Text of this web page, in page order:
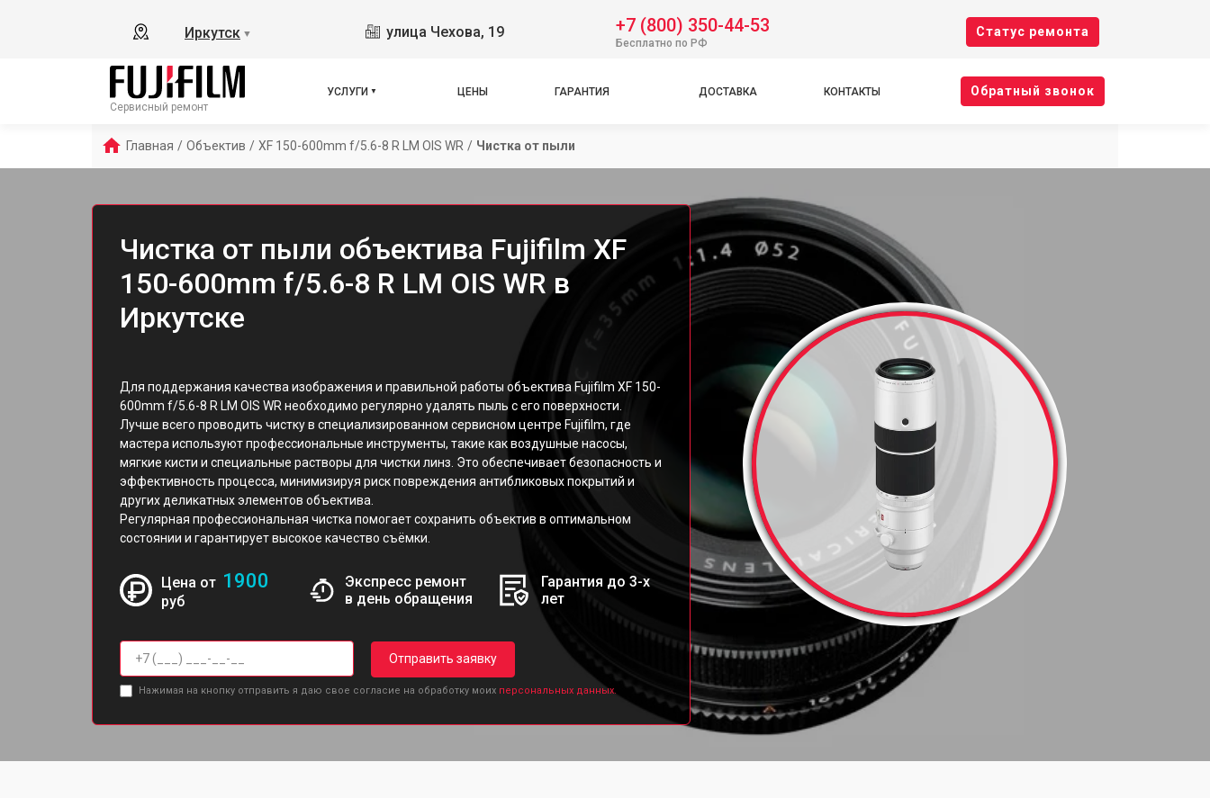
Иркутск ▼ улица Чехова, 19 +7 (800) 350-44-53
Бесплатно по РФ
Cтатус ремонта
Сервисный ремонт
УСЛУГИ ЦЕНЫ ГАРАНТИЯ ДОСТАВКА КОНТАКТЫ Oбратный звонок
Главная / Объектив / XF 150-600mm f/5.6-8 R LM OIS WR / Чистка от пыли
Чистка от пыли объектива Fujifilm XF
150-600mm f/5.6-8 R LM OIS WR в
Иркутске
Для поддержания качества изображения и правильной работы объектива Fujifilm XF 150-
600mm f/5.6-8 R LM OIS WR необходимо регулярно удалять пыль с его поверхности.
Лучше всего проводить чистку в специализированном сервисном центре Fujifilm, где
мастера используют профессиональные инструменты, такие как воздушные насосы,
мягкие кисти и специальные растворы для чистки линз. Это обеспечивает безопасность и
эффективность процесса, минимизируя риск повреждения антибликовых покрытий и
других деликатных элементов объектива.
Регулярная профессиональная чистка помогает сохранить объектив в оптимальном
состоянии и гарантирует высокое качество съёмки.
Цена от 1900
руб
Экспресс ремонт
в день обращения
Гарантия до 3-х
лет
Отправить заявку
Нажимая на кнопку отправить я даю свое согласие на обработку моих персональных данных.